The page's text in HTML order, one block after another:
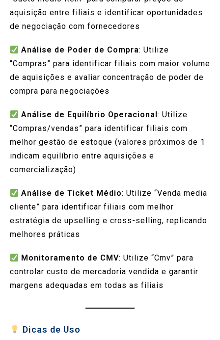
aquisição entre filiais e identificar oportunidades
de negociação com fornecedores
Análise de Poder de Compra: Utilize
“Compras” para identificar filiais com maior volume
de aquisições e avaliar concentração de poder de
compra para negociações
Análise de Equilíbrio Operacional: Utilize
“Compras/vendas” para identificar filiais com
melhor gestão de estoque (valores próximos de 1
indicam equilíbrio entre aquisições e
comercialização)
Análise de Ticket Médio: Utilize “Venda media
cliente” para identificar filiais com melhor
estratégia de upselling e cross-selling, replicando
melhores práticas
Monitoramento de CMV: Utilize “Cmv” para
controlar custo de mercadoria vendida e garantir
margens adequadas em todas as filiais
Dicas de Uso